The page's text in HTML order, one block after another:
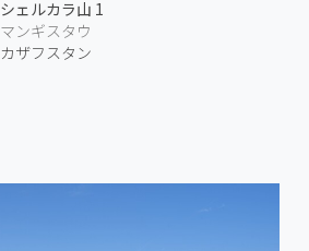
シェルカラ山 1
マンギスタウ
カザフスタン